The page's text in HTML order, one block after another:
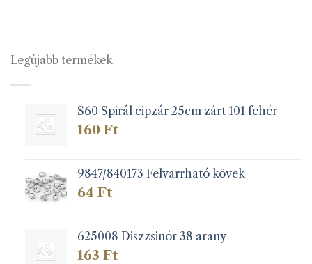
van.
A
termékoldalon
választhatók
termékoldalon
Legújabb termékek
S60 Spirál cipzár 25cm zárt 101 fehér
160 Ft
9847/840173 Felvarrható kövek
64 Ft
625008 Diszzsinór 38 arany
163 Ft